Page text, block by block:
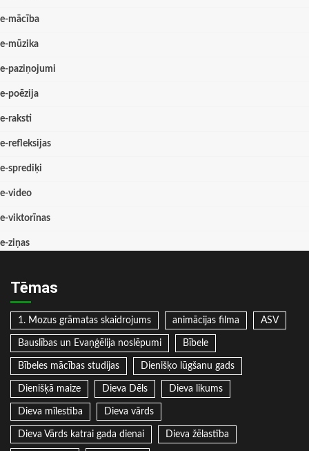
e-mācība
e-mūzika
e-paziņojumi
e-poēzija
e-raksti
e-refleksijas
e-sprediķi
e-video
e-viktorīnas
e-ziņas
Tēmas
1. Mozus grāmatas skaidrojums animācijas filma ASV
Bauslības un Evaņģēlija noslēpumi Bībele
Bībeles mācības studijas Dienišķo lūgšanu gads
Dienišķā maize Dieva Dēls Dieva likums
Dieva mīlestība Dieva vārds
Dieva Vārds katrai gada dienai Dieva žēlastība